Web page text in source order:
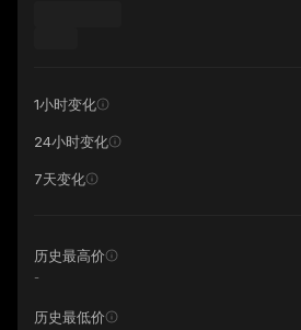
1小时变化
24小时变化
7天变化
历史最高价
-
历史最低价